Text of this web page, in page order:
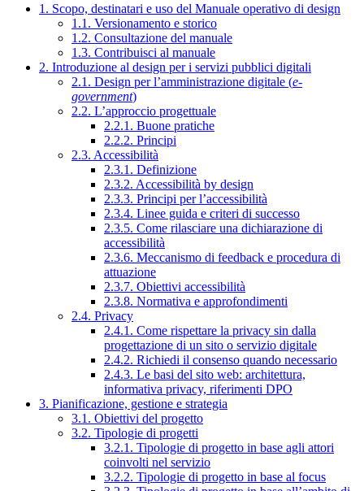
1. Scopo, destinatari e uso del Manuale operativo di design
1.1. Versionamento e storico
1.2. Consultazione del manuale
1.3. Contribuisci al manuale
2. Introduzione al design per i servizi pubblici digitali
2.1. Design per l’amministrazione digitale (e-
government)
2.2. L’approccio progettuale
2.2.1. Buone pratiche
2.2.2. Principi
2.3. Accessibilità
2.3.1. Definizione
2.3.2. Accessibilità by design
2.3.3. Principi per l’accessibilità
2.3.4. Linee guida e criteri di successo
2.3.5. Come rilasciare una dichiarazione di
accessibilità
2.3.6. Meccanismo di feedback e procedura di
attuazione
2.3.7. Obiettivi accessibilità
2.3.8. Normativa e approfondimenti
2.4. Privacy
2.4.1. Come rispettare la privacy sin dalla
progettazione di un sito o servizio digitale
2.4.2. Richiedi il consenso quando necessario
2.4.3. Le basi del sito web: architettura,
informativa privacy, riferimenti DPO
3. Pianificazione, gestione e strategia
3.1. Obiettivi del progetto
3.2. Tipologie di progetti
3.2.1. Tipologie di progetto in base agli attori
coinvolti nel servizio
3.2.2. Tipologie di progetto in base al focus